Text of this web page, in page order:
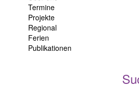
Termine
Projekte
Regional
Ferien
Publikationen